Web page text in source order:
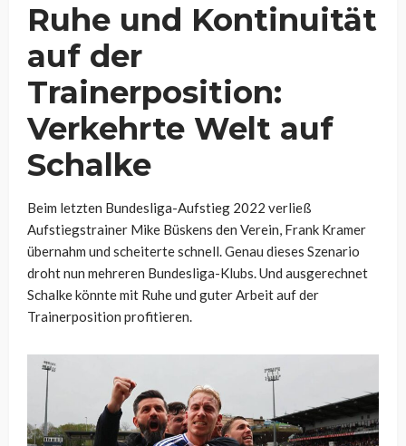
Ruhe und Kontinuität
auf der
Trainerposition:
Verkehrte Welt auf
Schalke
Beim letzten Bundesliga-Aufstieg 2022 verließ
Aufstiegstrainer Mike Büskens den Verein, Frank Kramer
übernahm und scheiterte schnell. Genau dieses Szenario
droht nun mehreren Bundesliga-Klubs. Und ausgerechnet
Schalke könnte mit Ruhe und guter Arbeit auf der
Trainerposition profitieren.